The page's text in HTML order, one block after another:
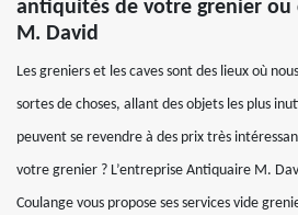
antiquités de votre grenier ou
M. David
Les greniers et les caves sont des lieux où
sortes de choses, allant des objets les plus
peuvent se revendre à des prix très
votre grenier ? L’entreprise Antiquaire M.
Coulange vous propose ses services vide